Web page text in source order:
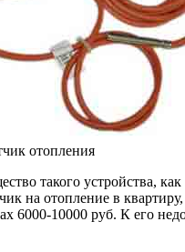
отопления
такого устройства, как
на отопление в
6000-10000 руб. К его